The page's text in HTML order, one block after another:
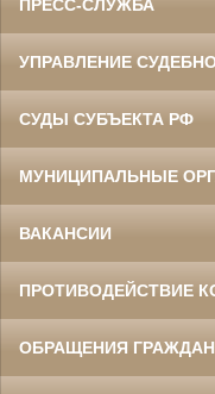
ПРЕСС-СЛУЖБА
УПРАВЛЕНИЕ
СУДЫ СУБЪЕКТА РФ
МУНИЦИПАЛЬНЫЕ
ВАКАНСИИ
ПРОТИВОДЕЙСТВИЕ
ОБРАЩЕНИЯ ГРАЖДАН